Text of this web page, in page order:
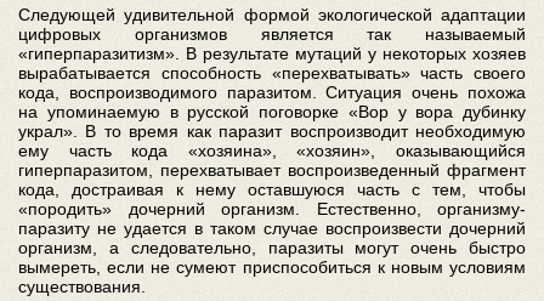
Следующей удивительной формой экологической адаптации
цифровых организмов является так называемый
«гиперпаразитизм». В результате мутаций у некоторых хозяев
вырабатывается способность «перехватывать» часть своего
кода, воспроизводимого паразитом. Ситуация очень похожа
на упоминаемую в русской поговорке «Вор у вора дубинку
украл». В то время как паразит воспроизводит необходимую
ему часть кода «хозяина», «хозяин», оказывающийся
гиперпаразитом, перехватывает воспроизведенный фрагмент
кода, достраивая к нему оставшуюся часть с тем, чтобы
«породить» дочерний организм. Естественно, организму-
паразиту не удается в таком случае воспроизвести дочерний
организм, а следовательно, паразиты могут очень быстро
вымереть, если не сумеют приспособиться к новым условиям
существования.